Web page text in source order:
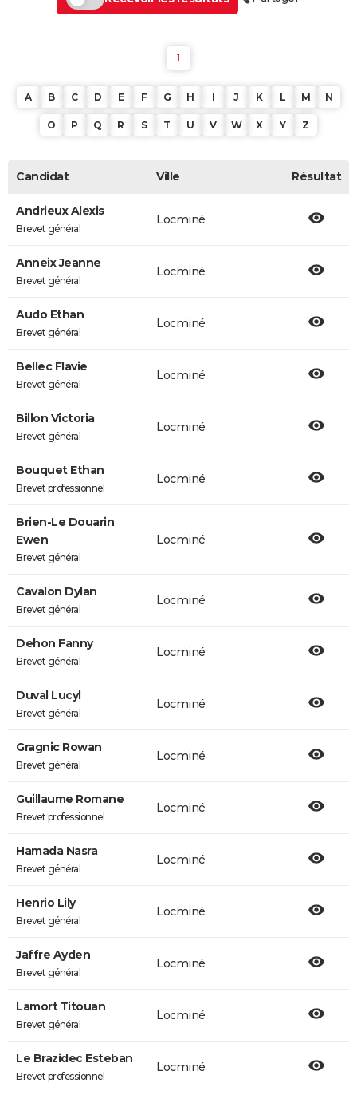
1
A B C D E F G H I J K L M N
O P Q R S T U V W X Y Z
Candidat Ville Résultat
Andrieux Alexis
Brevet général
Locminé
Anneix Jeanne
Brevet général
Locminé
Audo Ethan
Brevet général
Locminé
Bellec Flavie
Brevet général
Locminé
Billon Victoria
Brevet général
Locminé
Bouquet Ethan
Brevet professionnel
Locminé
Brien-Le Douarin
Ewen
Brevet général
Locminé
Cavalon Dylan
Brevet général
Locminé
Dehon Fanny
Brevet général
Locminé
Duval Lucyl
Brevet général
Locminé
Gragnic Rowan
Brevet général
Locminé
Guillaume Romane
Brevet professionnel
Locminé
Hamada Nasra
Brevet général
Locminé
Henrio Lily
Brevet général
Locminé
Jaffre Ayden
Brevet général
Locminé
Lamort Titouan
Brevet général
Locminé
Le Brazidec Esteban
Brevet professionnel
Locminé